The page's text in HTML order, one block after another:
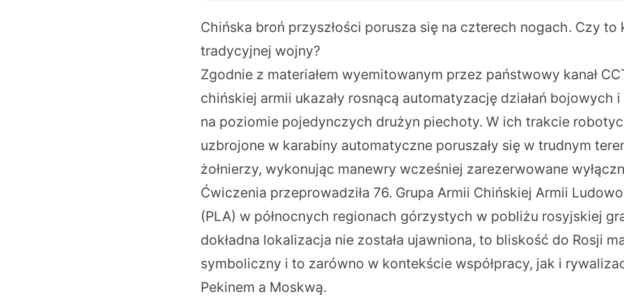
Chińska broń przyszłości porusza się na czterech nogach. Czy to
tradycyjnej wojny?
Zgodnie z materiałem wyemitowanym przez państwowy kanał
chińskiej armii ukazały rosnącą automatyzację działań bojowych
na poziomie pojedynczych drużyn piechoty. W ich trakcie
uzbrojone w karabiny automatyczne poruszały się w trudnym
żołnierzy, wykonując manewry wcześniej zarezerwowane
Ćwiczenia przeprowadziła 76. Grupa Armii Chińskiej Armii
(PLA) w północnych regionach górzystych w pobliżu rosyjskiej
dokładna lokalizacja nie została ujawniona, to bliskość do Rosji
symboliczny i to zarówno w kontekście współpracy, jak i
Pekinem a Moskwą.